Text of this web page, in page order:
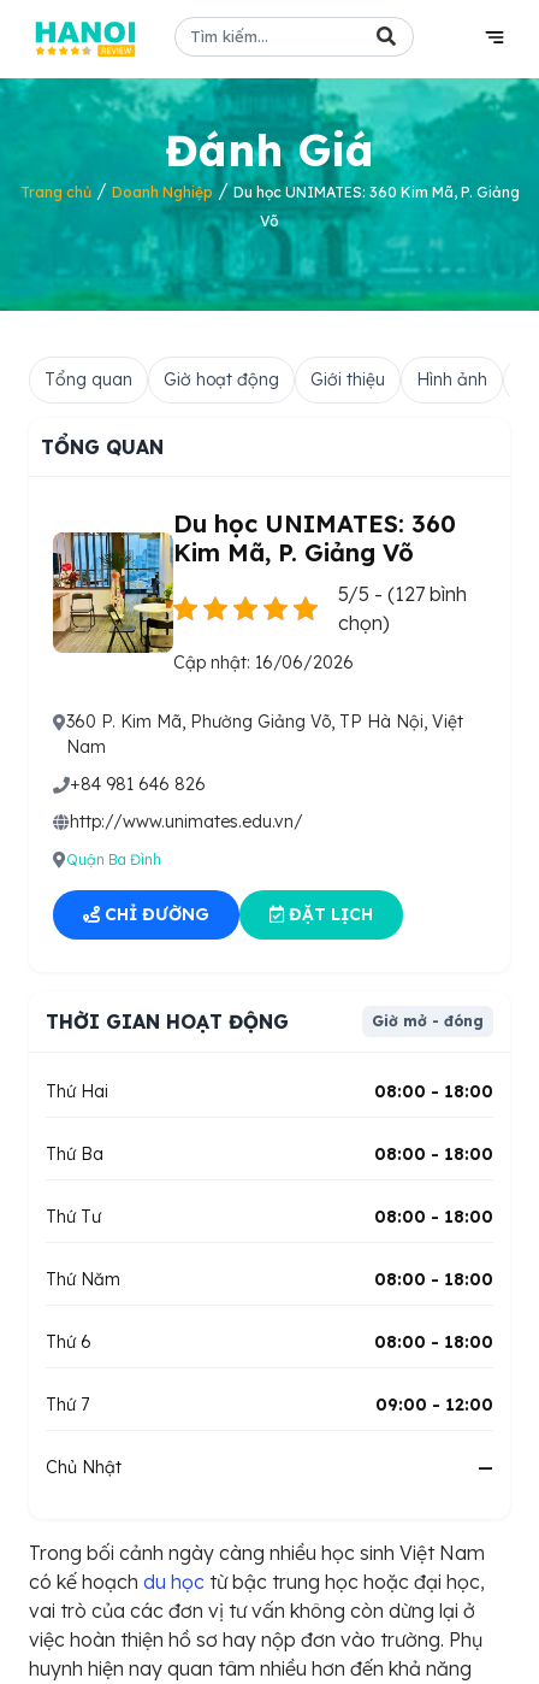
Đánh Giá
Trang chủ/ Doanh Nghiệp /Du học UNIMATES: 360 Kim Mã, P. Giảng
Võ
Tổng quan Giờ hoạt động Giới thiệu Hình ảnh
TỔNG QUAN
Du học UNIMATES: 360
Kim Mã, P. Giảng Võ
5/5 - (127 bình
chọn)
Cập nhật: 16/06/2026
360 P. Kim Mã, Phường Giảng Võ, TP Hà Nội, Việt
Nam
+84 981 646 826
http://www.unimates.edu.vn/
Quận Ba Đình
CHỈ ĐƯỜNG ĐẶT LỊCH
THỜI GIAN HOẠT ĐỘNG Giờ mở - đóng
Thứ Hai 08:00 - 18:00
Thứ Ba 08:00 - 18:00
Thứ Tư 08:00 - 18:00
Thứ Năm 08:00 - 18:00
Thứ 6 08:00 - 18:00
Thứ 7 09:00 - 12:00
Chủ Nhật —
Trong bối cảnh ngày càng nhiều học sinh Việt Nam
có kế hoạch du học từ bậc trung học hoặc đại học,
vai trò của các đơn vị tư vấn không còn dừng lại ở
việc hoàn thiện hồ sơ hay nộp đơn vào trường. Phụ
huynh hiện nay quan tâm nhiều hơn đến khả năng